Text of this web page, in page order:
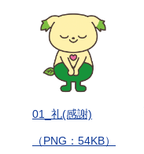
01_礼(感謝)
（PNG：54KB）